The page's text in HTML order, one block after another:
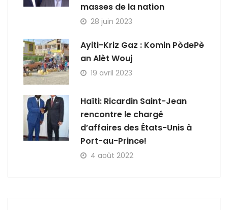
masses de la nation
28 juin 2023
Ayiti-Kriz Gaz : Komin PòdePè
an Alèt Wouj
19 avril 2023
Haïti: Ricardin Saint-Jean
rencontre le chargé
d’affaires des États-Unis à
Port-au-Prince!
4 août 2022